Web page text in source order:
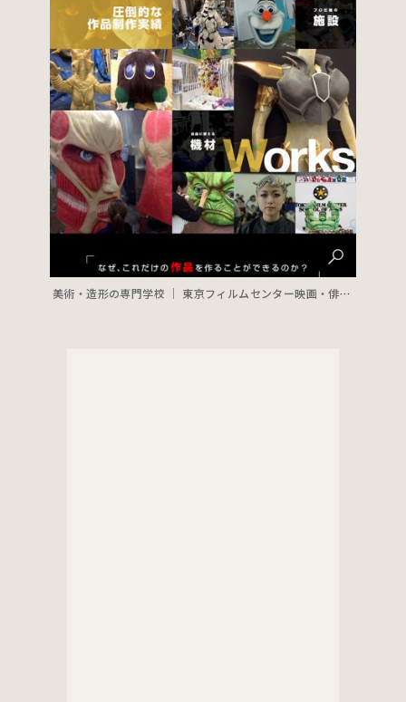
美術・造形の専門学校 ｜ 東京フィルムセンター映画・俳優専門学校